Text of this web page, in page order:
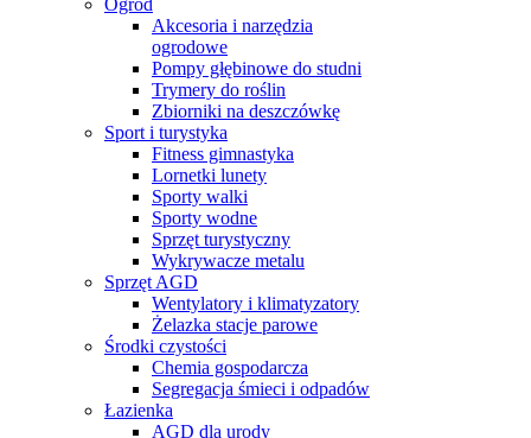
Akcesoria i narzędzia
ogrodowe
Pompy głębinowe do studni
Trymery do roślin
Zbiorniki na deszczówkę
Sport i turystyka
Fitness gimnastyka
Lornetki lunety
Sporty walki
Sporty wodne
Sprzęt turystyczny
Wykrywacze metalu
Sprzęt AGD
Wentylatory i klimatyzatory
Żelazka stacje parowe
Środki czystości
Chemia gospodarcza
Segregacja śmieci i odpadów
Łazienka
AGD dla urody